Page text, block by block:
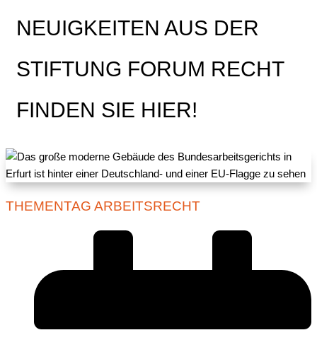
NEUIGKEITEN AUS DER
STIFTUNG FORUM RECHT
FINDEN SIE HIER!
THEMENTAG ARBEITSRECHT